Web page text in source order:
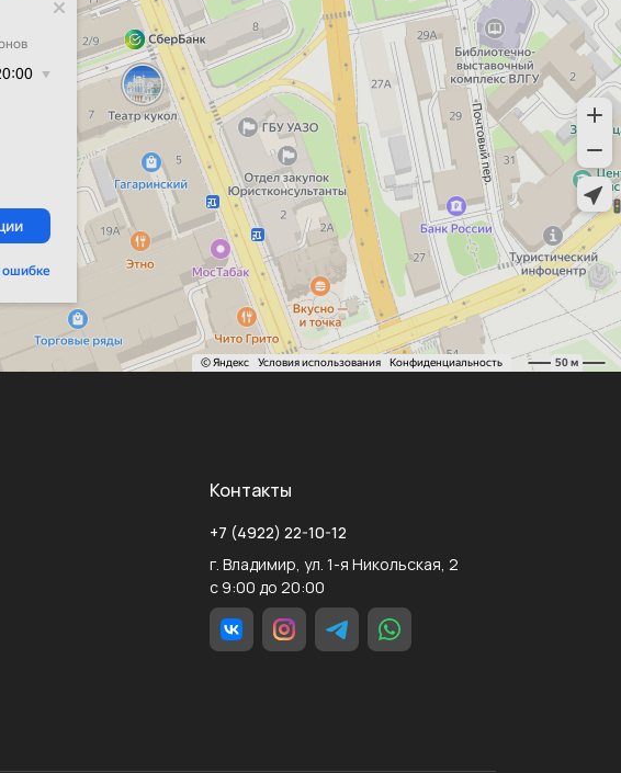
Контакты
+7 (4922) 22-10-12
г. Владимир, ул. 1-я Никольская, 2
с 9:00 до 20:00